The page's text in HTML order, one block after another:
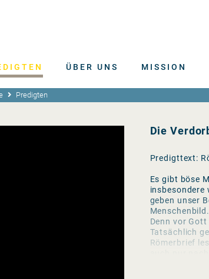
ÜBER UNS MISSION
Predigten
Die
Predigttext:
Es gibt böse
geben unser
Denn vor
Tatsächlich
Römerbrief
dennoch gibt